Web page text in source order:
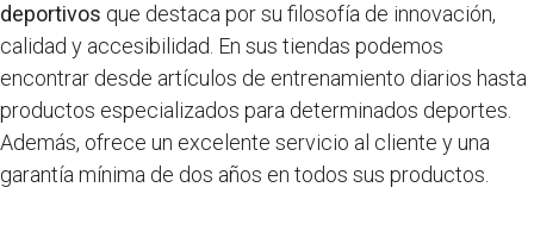
deportivos que destaca por su filosofía de innovación,
calidad y accesibilidad. En sus tiendas podemos
encontrar desde artículos de entrenamiento diarios hasta
productos especializados para determinados deportes.
Además, ofrece un excelente servicio al cliente y una
garantía mínima de dos años en todos sus productos.